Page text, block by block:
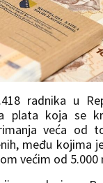
radnika u
plata koja se
veća od
među kojima
većim od 5.000